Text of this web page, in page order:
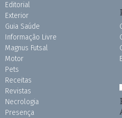
Editorial
Exterior
Guia Saúde
Informação Livre
Magnus Futsal
Motor
Pets
Receitas
Revistas
Necrologia
Presença